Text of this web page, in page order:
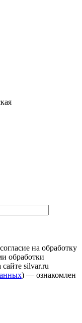
на обработку
обработки
silvar.ru
) — ознакомлен